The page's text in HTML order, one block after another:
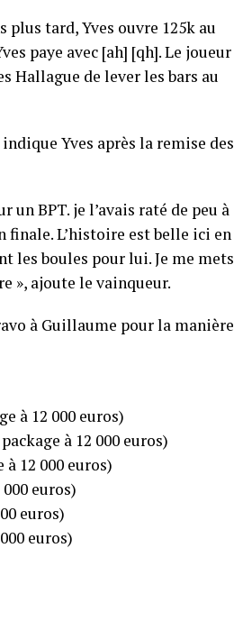
tard, Yves ouvre 125k au
paye avec [ah] [qh]. Le joueur
Hallague de lever les bars au
Yves après la remise des
un BPT. je l’avais raté de peu à
finale. L’histoire est belle ici en
les boules pour lui. Je me mets
», ajoute le vainqueur.
à Guillaume pour la manière
à 12 000 euros)
à 12 000 euros)
12 000 euros)
euros)
euros)
euros)